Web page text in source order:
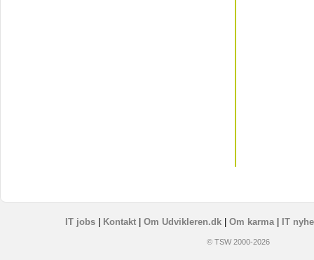
IT jobs| Kontakt| Om Udvikleren.dk| Om karma| IT
© TSW 2000-2026